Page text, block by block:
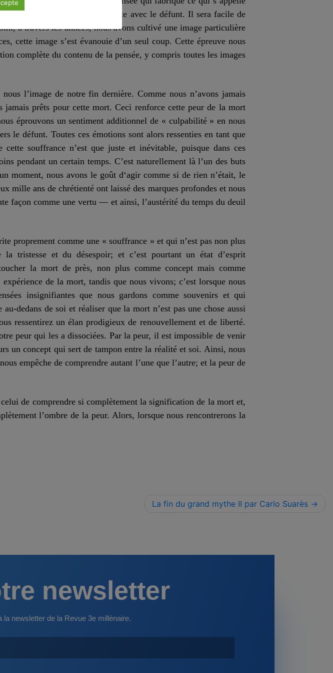
si une partie de soi était morte avec le défunt. Il sera facile de
à travers les années, nous avons cultivé une image particulière
cette image s’est évanouie d’un seul coup. Cette épreuve nous
complète du contenu de la pensée, y compris toutes les images
l’image de notre fin dernière. Comme nous n’avons jamais
jamais prêts pour cette mort. Ceci renforce cette peur de la mort
éprouvons un sentiment additionnel de « culpabilité » en nous
le défunt. Toutes ces émotions sont alors ressenties en tant que
cette souffrance n’est que juste et inévitable, puisque dans ces
pendant un certain temps. C’est naturellement là l’un des buts
moment, nous avons le goût d‘agir comme si de rien n’était, le
mille ans de chrétienté ont laissé des marques profondes et nous
façon comme une vertu — et ainsi, l’austérité du temps du deuil
proprement comme une « souffrance » et qui n’est pas non plus
tristesse et du désespoir; et c’est pourtant un état d’esprit
la mort de près, non plus comme concept mais comme
expérience de la mort, tandis que nous vivons; c’est lorsque nous
insignifiantes que nous gardons comme souvenirs et qui
dedans de soi et réaliser que la mort n’est pas une chose aussi
ressentirez un élan prodigieux de renouvellement et de liberté.
peur qui les a dissociées. Par la peur, il est impossible de venir
un concept qui sert de tampon entre la réalité et soi. Ainsi, nous
empêche de comprendre autant l’une que l’autre; et la peur de
de comprendre si complètement la signification de la mort et,
l’ombre de la peur. Alors, lorsque nous rencontrerons la
La fin du grand mythe II par Carlo Suarès
newsletter
newsletter de la Revue 3e millénaire.